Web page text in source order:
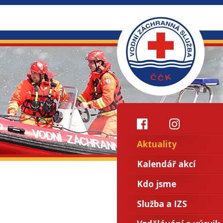
Aktuality
Kalendář akcí
Kdo jsme
Služba a IZS